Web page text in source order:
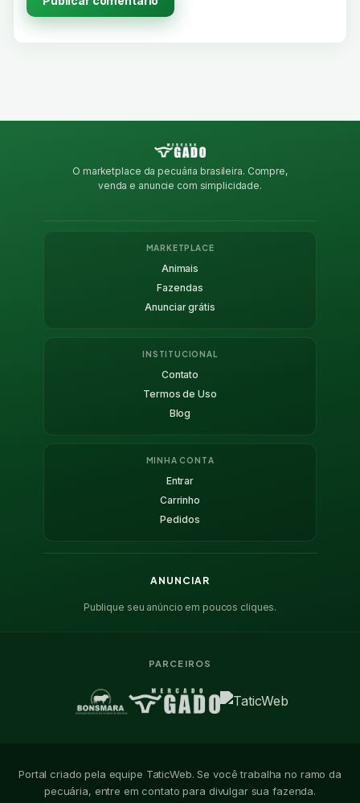
O marketplace da pecuária brasileira. Compre,
venda e anuncie com simplicidade.
MARKETPLACE
Animais
Fazendas
Anunciar grátis
INSTITUCIONAL
Contato
Termos de Uso
Blog
MINHA CONTA
Entrar
Carrinho
Pedidos
ANUNCIAR
Publique seu anúncio em poucos cliques.
PARCEIROS
Portal criado pela equipe TaticWeb. Se você trabalha no ramo da
pecuária, entre em contato para divulgar sua fazenda.